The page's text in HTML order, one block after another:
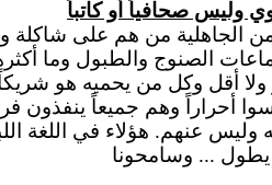
وليس صحافياً أو كاتباً
05 آذار/14/في زمن الجاهلية من
الصنوج والطبول وما
ولا أقل وكل من يحميه هو
أحراراً وهم جميعاً
وليس عنهم. هؤلاء في اللغة
يطول ... وسامحونا